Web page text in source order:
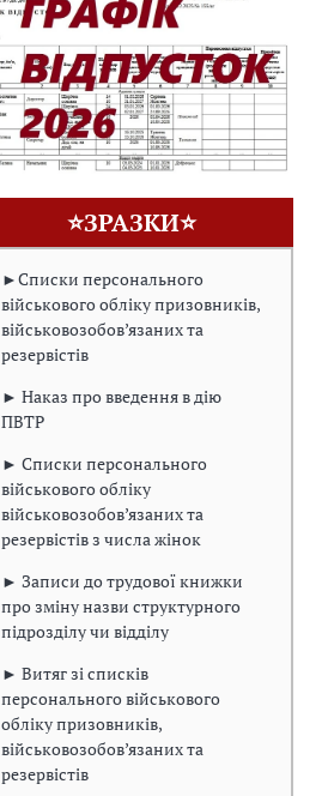
⭐ЗРАЗКИ⭐
►Списки персонального
військового обліку призовників,
військовозобов’язаних та
резервістів
► Наказ про введення в дію
ПВТР
► Списки персонального
військового обліку
військовозобов’язаних та
резервістів з числа жінок
► Записи до трудової книжки
про зміну назви структурного
підрозділу чи відділу
► Витяг зі списків
персонального військового
обліку призовників,
військовозобов’язаних та
резервістів